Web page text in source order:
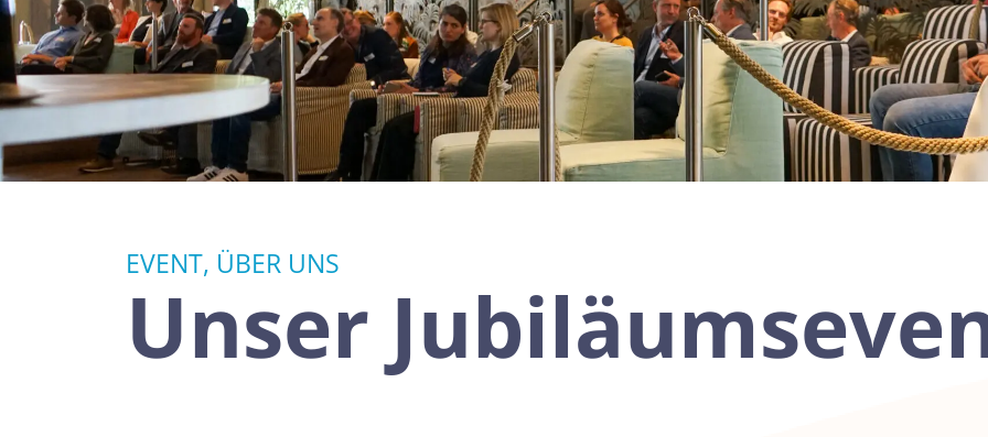
Werbeforschung und
Kommunikationsforschung
Retail und Konsumgüter
EVENT, ÜBER UNS
Unser